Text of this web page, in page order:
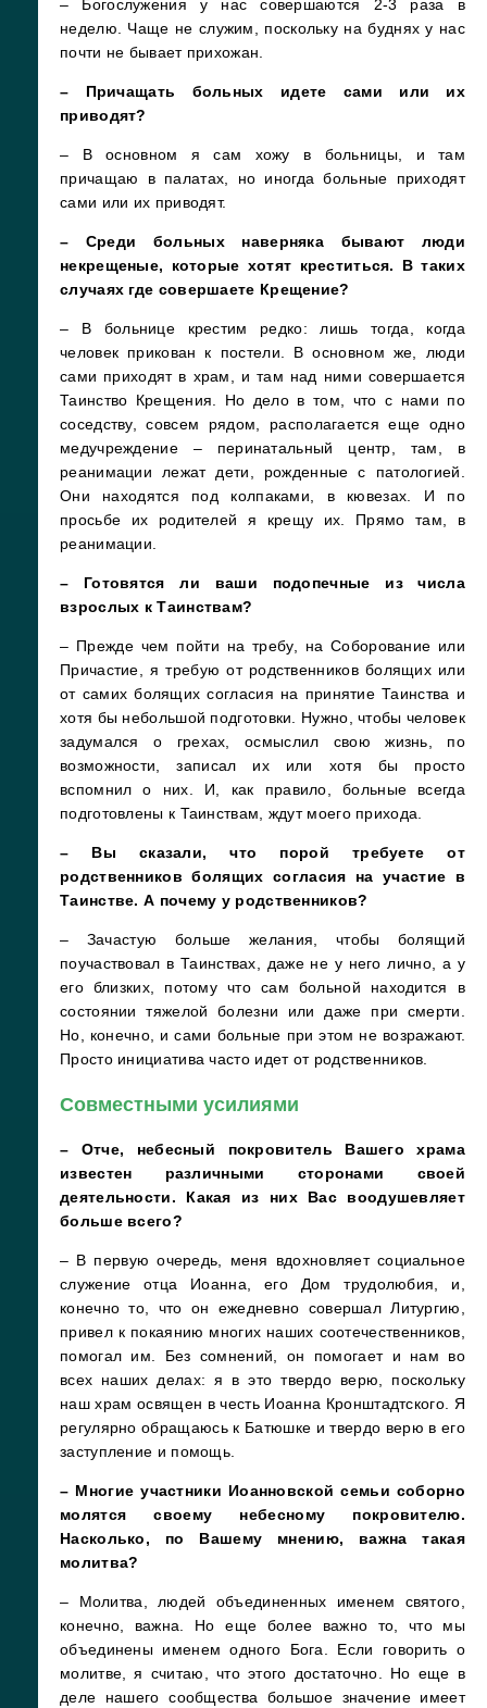
– Богослужения у нас совершаются 2-3 раза в
неделю. Чаще не служим, поскольку на буднях у нас
почти не бывает прихожан.
– Причащать больных идете сами или их
приводят?
– В основном я сам хожу в больницы, и там
причащаю в палатах, но иногда больные приходят
сами или их приводят.
– Среди больных наверняка бывают люди
некрещеные, которые хотят креститься. В таких
случаях где совершаете Крещение?
– В больнице крестим редко: лишь тогда, когда
человек прикован к постели. В основном же, люди
сами приходят в храм, и там над ними совершается
Таинство Крещения. Но дело в том, что с нами по
соседству, совсем рядом, располагается еще одно
медучреждение – перинатальный центр, там, в
реанимации лежат дети, рожденные с патологией.
Они находятся под колпаками, в кювезах. И по
просьбе их родителей я крещу их. Прямо там, в
реанимации.
– Готовятся ли ваши подопечные из числа
взрослых к Таинствам?
– Прежде чем пойти на требу, на Соборование или
Причастие, я требую от родственников болящих или
от самих болящих согласия на принятие Таинства и
хотя бы небольшой подготовки. Нужно, чтобы человек
задумался о грехах, осмыслил свою жизнь, по
возможности, записал их или хотя бы просто
вспомнил о них. И, как правило, больные всегда
подготовлены к Таинствам, ждут моего прихода.
– Вы сказали, что порой требуете от
родственников болящих согласия на участие в
Таинстве. А почему у родственников?
– Зачастую больше желания, чтобы болящий
поучаствовал в Таинствах, даже не у него лично, а у
его близких, потому что сам больной находится в
состоянии тяжелой болезни или даже при смерти.
Но, конечно, и сами больные при этом не возражают.
Просто инициатива часто идет от родственников.
Совместными усилиями
– Отче, небесный покровитель Вашего храма
известен различными сторонами своей
деятельности. Какая из них Вас воодушевляет
больше всего?
– В первую очередь, меня вдохновляет социальное
служение отца Иоанна, его Дом трудолюбия, и,
конечно то, что он ежедневно совершал Литургию,
привел к покаянию многих наших соотечественников,
помогал им. Без сомнений, он помогает и нам во
всех наших делах: я в это твердо верю, поскольку
наш храм освящен в честь Иоанна Кронштадтского. Я
регулярно обращаюсь к Батюшке и твердо верю в его
заступление и помощь.
– Многие участники Иоанновской семьи соборно
молятся своему небесному покровителю.
Насколько, по Вашему мнению, важна такая
молитва?
– Молитва, людей объединенных именем святого,
конечно, важна. Но еще более важно то, что мы
объединены именем одного Бога. Если говорить о
молитве, я считаю, что этого достаточно. Но еще в
деле нашего сообщества большое значение имеет